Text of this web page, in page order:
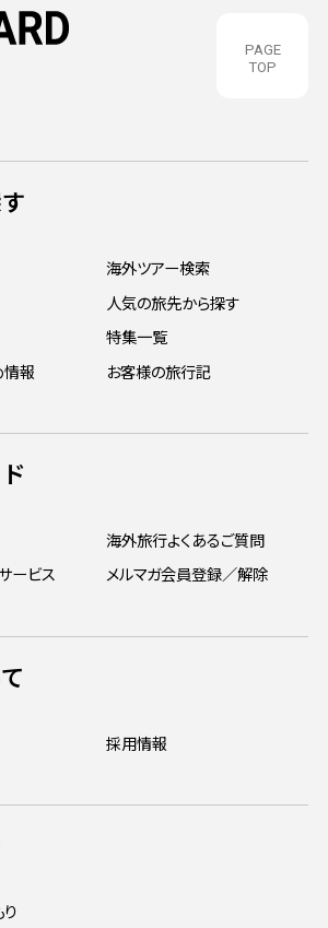
PAGE
TOP
海外ツアー検索
人気の旅先から探す
特集一覧
情報
お客様の旅行記
海外旅行よくあるご質問
ービス
メルマガ会員登録／解除
採用情報